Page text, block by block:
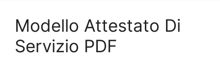
Modello Attestato Di
Servizio PDF